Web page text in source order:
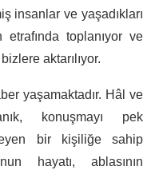
insanlar ve yaşadıkları
toplanıyor ve
aktarılıyor.
yaşamaktadır. Hâl ve
konuşmayı pek
bir kişiliğe sahip
hayatı, ablasının